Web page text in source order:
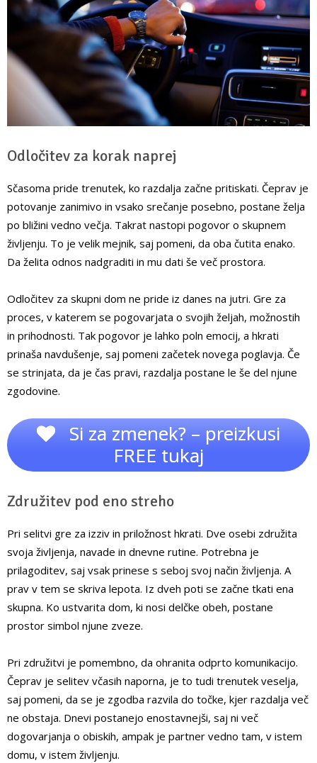
Odločitev za korak naprej
Sčasoma pride trenutek, ko razdalja začne pritiskati. Čeprav je
potovanje zanimivo in vsako srečanje posebno, postane želja
po bližini vedno večja. Takrat nastopi pogovor o skupnem
življenju. To je velik mejnik, saj pomeni, da oba čutita enako.
Da želita odnos nadgraditi in mu dati še več prostora.
Odločitev za skupni dom ne pride iz danes na jutri. Gre za
proces, v katerem se pogovarjata o svojih željah, možnostih
in prihodnosti. Tak pogovor je lahko poln emocij, a hkrati
prinaša navdušenje, saj pomeni začetek novega poglavja. Če
se strinjata, da je čas pravi, razdalja postane le še del njune
zgodovine.
Si za zmenek? – preizkusi
FREE tukaj
Združitev pod eno streho
Pri selitvi gre za izziv in priložnost hkrati. Dve osebi združita
svoja življenja, navade in dnevne rutine. Potrebna je
prilagoditev, saj vsak prinese s seboj svoj način življenja. A
prav v tem se skriva lepota. Iz dveh poti se začne tkati ena
skupna. Ko ustvarita dom, ki nosi delčke obeh, postane
prostor simbol njune zveze.
Pri združitvi je pomembno, da ohranita odprto komunikacijo.
Čeprav je selitev včasih naporna, je to tudi trenutek veselja,
saj pomeni, da se je zgodba razvila do točke, kjer razdalja več
ne obstaja. Dnevi postanejo enostavnejši, saj ni več
dogovarjanja o obiskih, ampak je partner vedno tam, v istem
domu, v istem življenju.